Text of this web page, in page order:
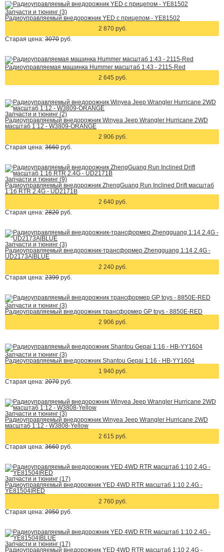
Запчасти и тюнинг (3)
Радиоуправляемый внедорожник YED с прицепом - YE81502
2 870 руб.
Старая цена: 3070 руб.
Радиоуправляемая машинка Hummer масштаб 1:43 - 2115-Red
2 645 руб.
Запчасти и тюнинг (2)
Радиоуправляемый внедорожник Winyea Jeep Wrangler Hurricane 2WD
масштаб 1:12 - W3809-ORANGE
2 906 руб.
Старая цена: 3660 руб.
Запчасти и тюнинг (9)
Радиоуправляемый внедорожник ZhengGuang Run Inclined Drift масштаб
1:16 RTR 2.4G - UD2171B
2 640 руб.
Старая цена: 2820 руб.
Запчасти и тюнинг (3)
Радиоуправляемый внедорожник-трансформер Zhengguang 1:14 2.4G -
UD2173A|BLUE
2 240 руб.
Старая цена: 2399 руб.
Запчасти и тюнинг (3)
Радиоуправляемый внедорожник трансформер GP toys - 8850E-RED
2 906 руб.
Запчасти и тюнинг (3)
Радиоуправляемый внедорожник Shantou Gepai 1:16 - HB-YY1604
1 940 руб.
Старая цена: 2070 руб.
Запчасти и тюнинг (3)
Радиоуправляемый внедорожник Winyea Jeep Wrangler Hurricane 2WD
масштаб 1:12 - W3808-Yellow
2 615 руб.
Старая цена: 3660 руб.
Запчасти и тюнинг (17)
Радиоуправляемый внедорожник YED 4WD RTR масштаб 1:10 2.4G -
YE81504|RED
2 760 руб.
Старая цена: 2950 руб.
Запчасти и тюнинг (17)
Радиоуправляемый внедорожник YED 4WD RTR масштаб 1:10 2.4G -